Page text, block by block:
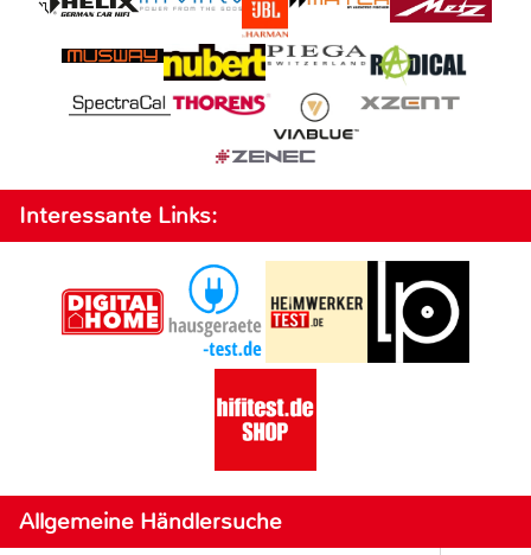
Interessante Links:
Allgemeine Händlersuche